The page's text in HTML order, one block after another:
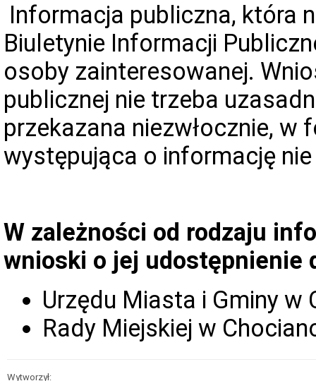
Informacja publiczna, która
Biuletynie Informacji
osoby zainteresowanej.
publicznej nie trzeba
przekazana niezwłocznie, w
występująca o informację
W zależności od rodzaju
wnioski o jej udostępnienie
Urzędu Miasta i Gminy w
Rady Miejskiej w
Wytworzył: